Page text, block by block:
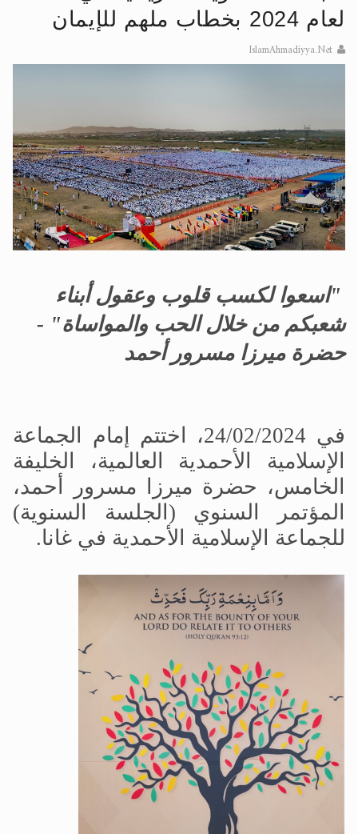
الحجّ.. دلالات، حِكم، وأهداف >> المزيد
اقرأ هذا المقال في أهمية عيد
لعام 2024 بخطاب ملهم للإيمان
IslamAhmadiyya.Net
"اسعوا لكسب قلوب وعقول أبناء
شعبكم من خلال الحب والمواساة" -
حضرة ميرزا مسرور أحمد
في 24/02/2024، اختتم إمام الجماعة
الإسلامية الأحمدية العالمية، الخليفة
الخامس، حضرة ميرزا مسرور أحمد،
المؤتمر السنوي (الجلسة السنوية)
للجماعة الإسلامية الأحمدية في غانا.